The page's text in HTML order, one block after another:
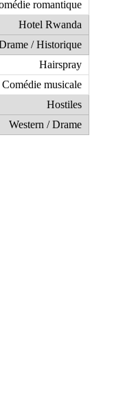
romantique
Hotel Rwanda
/ Historique
Hairspray
Comédie musicale
Hostiles
Western / Drame